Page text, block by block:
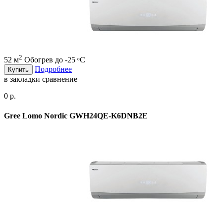
52 м2 Обогрев до -25 ᵒC
Купить
Подробнее
в закладки сравнение
0 р.
Gree Lomo Nordic GWH24QE-K6DNB2E